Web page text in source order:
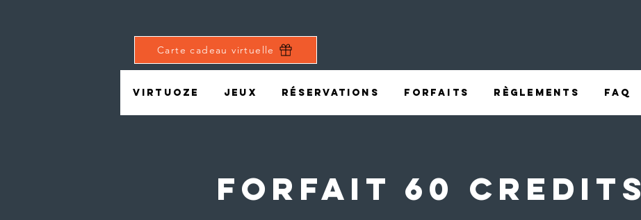
Carte cadeau virtuelle
Virtuoze Jeux Réservations Forfaits Règlements FAQ
Forfait 60 credits